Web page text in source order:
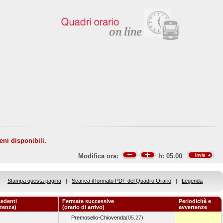
disponibili.
Modifica ora: h: 05.00
Stampa questa pagina | Scarica il formato PDF del Quadro Orario | Legenda
Fermate successive
(orario di arrivo)
Periodicità e
avvertenze
Premosello-Chiovenda(05.27)